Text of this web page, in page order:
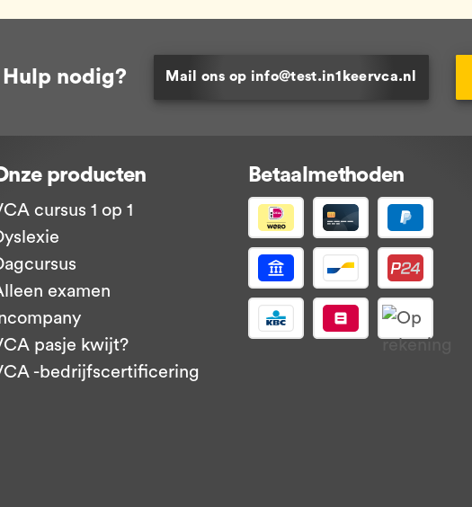
Hulp nodig? Mail ons op info@test.in1keervca.nl
producten
cursus 1 op 1
examen
pasje kwijt?
-bedrijfscertificering
Betaalmethoden